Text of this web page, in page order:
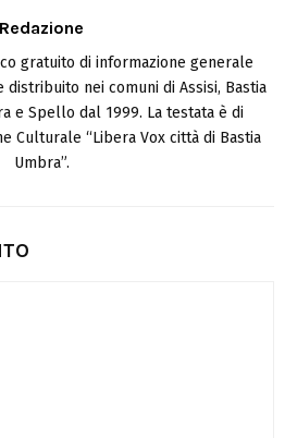
Redazione
gratuito di informazione generale
nei comuni di Assisi, Bastia
e Spello dal 1999. La testata è di
Culturale “Libera Vox città di Bastia
Umbra”.